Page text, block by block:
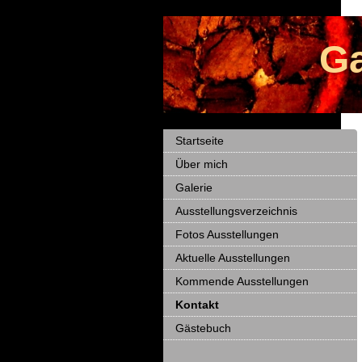
Startseite
Über mich
Galerie
Ausstellungsverzeichnis
Fotos Ausstellungen
Aktuelle Ausstellungen
Kommende Ausstellungen
Kontakt
Gästebuch